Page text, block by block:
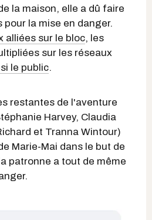
la maison, elle a dû faire
la mise en danger.
alliées sur le bloc, les
sur les réseaux
le public.
restantes de l'aventure
Harvey, Claudia
et Tranna Wintour)
Marie-Mai dans le but de
patronne a tout de même